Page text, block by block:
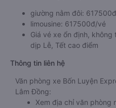
giường nằm đôi:
limousine: 617500đ/vé
Giá vé xe ổn định,
dịp Lễ, Tết cao điểm
Thông tin liên hệ
Văn phòng xe Bốn Luyện
Lâm Đồng:
Xem địa chỉ văn phòng